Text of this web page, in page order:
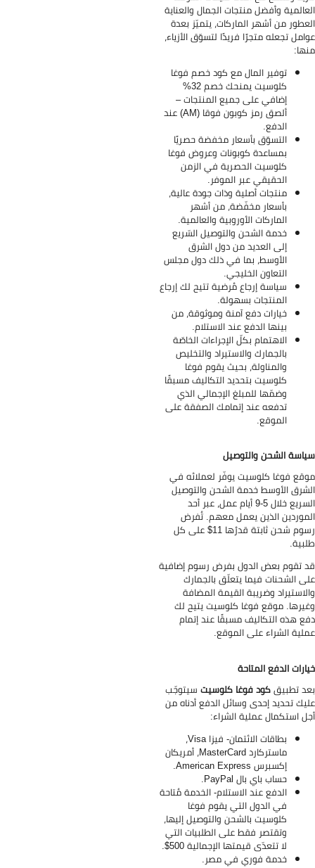
وأفضل منتجات الجمال والعناية
من أشهر الماركات، يتميّز بعدة
تجعله متجرًا فريدًا لتسوّق الأزياء،
توفير المال مع كود خصم فوغا
كلوسيت يمنحك خصم 32%
إضافي على جميع المنتجات –
ألصق رمز كوبون فوقا (AM) عند
الدفع.
التسوّق بأسعار مخفضة حصريًا
بمساعدة كوبونات وعروض فوغا
كلوسيت الحصرية في الزمن
الحقيقي عبر الموفر.
منتجات أصلية وذات جودة عالية،
بأسعار مخفّضة، من أشهر
الماركات الأوروبية والعالمية.
خدمة الشحن والتوصيل السّريع
إلى العديد من دول الشرق
الأوسط، بما في ذلك دول مجلس
التعاون الخليجي.
سياسة إرجاع مُرضية تتيح لك إرجاع
المنتجات بسهولة.
خيارات دفع آمنة وموثوقة، من
بينها الدفع عند الاستلام.
الاهتمام بكلّ الإجراءات الخاصّة
بالجمارك والاستيراد والتخليص
والمناولة، بحيث يقوم فوغا
كلوسيت بتحديد التكاليف مسبقًا
وضمّها للمبلغ الإجمالي الذي
تدفعه عند إتمامك الصفقة على
الموقع.
الشحن والتوصيل
فوغا كلوسيت يوفّر لعملائه في
الأوسط خدمة الشحن والتوصيل
السريع خلال 5-9 أيام عمل، عبر أحد
الذين يعمل معهم. تُفرض
رسوم شحن ثابتة قدرُها 11$ على كل
تقوم بعض الدول بفرض رسوم إضافية
الشحنات فيما يتعلّق بالجمارك
وضريبة القيمة المضافة
موقع فوغا كلوسيت يتيح لك
هذه التكاليف مسبقًا عند إتمام
الشراء على الموقع.
الدفع المتاحة
تطبيقكود فوغا كلوسيتسيتوجّب
تحديد إحدى وسائل الدفع أدناه من
استكمال عملية الشراء:
بطاقات الائتمان- فيزا Visa،
ماستركارد MasterCard، أمريكان
إكسبرس American Express.
حساب باي بال PayPal.
الدفع عند الاستلام- الخدمة مُتاحة
في الدول التي يقوم فوغا
كلوسيت بالشحن والتوصيل إليها،
وتقتصر فقط على الطلبيات التي
لا تتعدّى قيمتها الإجمالية 500$.
خدمة فوري في مصر.